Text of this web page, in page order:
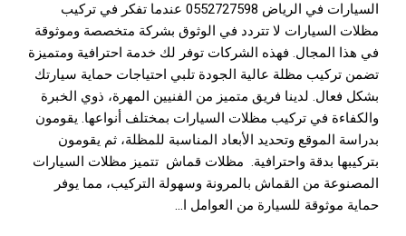
السيارات في الرياض 0552727598 عندما تفكر في تركيب
مظلات السيارات لا تتردد في الوثوق بشركة متخصصة وموثوقة
في هذا المجال. فهذه الشركات توفر لك خدمة احترافية ومتميزة
تضمن تركيب مظلة عالية الجودة تلبي احتياجات حماية سيارتك
بشكل فعال. لدينا فريق متميز من الفنيين المهرة، ذوي الخبرة
والكفاءة في تركيب مظلات السيارات بمختلف أنواعها. يقومون
بدراسة الموقع وتحديد الأبعاد المناسبة للمظلة، ثم يقومون
بتركيبها بدقة واحترافية. مظلات قماش تتميز مظلات السيارات
المصنوعة من القماش بالمرونة وسهولة التركيب، مما يوفر
حماية موثوقة للسيارة من العوامل ا...